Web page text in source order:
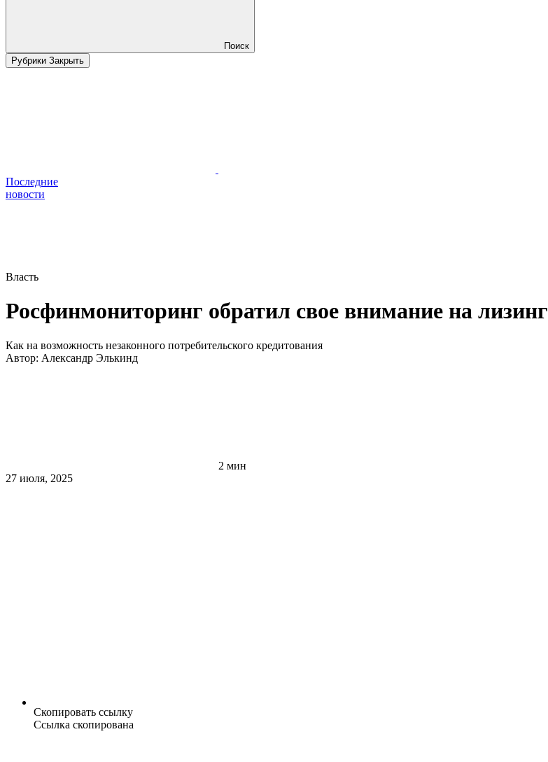
Поиск
Рубрики Закрыть
Последние
новости
Власть
Росфинмониторинг обратил свое внимание на лизинг
Как на возможность незаконного потребительского кредитования
Автор: Александр Элькинд
2 мин
27 июля, 2025
Скопировать ссылку
Ссылка скопирована